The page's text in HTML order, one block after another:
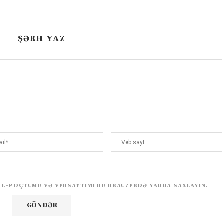
ŞƏRH YAZ
POÇTUMU VƏ VEBSAYTIMI BU BRAUZERDƏ YADDA SAXLAYIN.